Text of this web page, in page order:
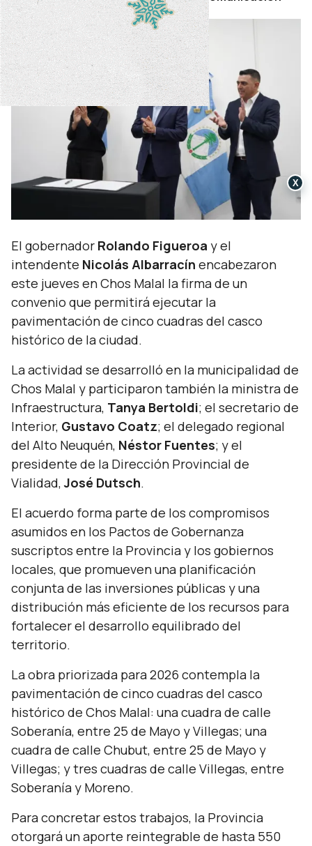
El gobernador Rolando Figueroa y el
intendente Nicolás Albarracín encabezaron
este jueves en Chos Malal la firma de un
convenio que permitirá ejecutar la
pavimentación de cinco cuadras del casco
histórico de la ciudad.
La actividad se desarrolló en la municipalidad de
Chos Malal y participaron también la ministra de
Infraestructura, Tanya Bertoldi; el secretario de
Interior, Gustavo Coatz; el delegado regional
del Alto Neuquén, Néstor Fuentes; y el
presidente de la Dirección Provincial de
Vialidad,José Dutsch.
El acuerdo forma parte de los compromisos
asumidos en los Pactos de Gobernanza
suscriptos entre la Provincia y los gobiernos
locales, que promueven una planificación
conjunta de las inversiones públicas y una
distribución más eficiente de los recursos para
fortalecer el desarrollo equilibrado del
territorio.
La obra priorizada para 2026 contempla la
pavimentación de cinco cuadras del casco
histórico de Chos Malal: una cuadra de calle
Soberanía, entre 25 de Mayo y Villegas; una
cuadra de calle Chubut, entre 25 de Mayo y
Villegas; y tres cuadras de calle Villegas, entre
Soberanía y Moreno.
Para concretar estos trabajos, la Provincia
otorgará un aporte reintegrable de hasta 550
X